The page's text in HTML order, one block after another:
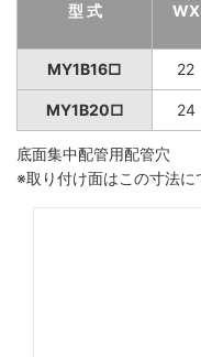
型 式 WX
MY1B16□ 22
MY1B20□ 24
底面集中配管用配管穴
※取り付け面はこの寸法に